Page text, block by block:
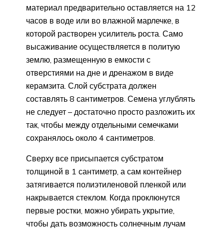
материал предварительно оставляется на 12
часов в воде или во влажной марлечке, в
которой растворен усилитель роста. Само
высаживание осуществляется в политую
землю, размещенную в емкости с
отверстиями на дне и дренажом в виде
керамзита. Слой субстрата должен
составлять 8 сантиметров. Семена углублять
не следует – достаточно просто разложить их
так, чтобы между отдельными семечками
сохранялось около 4 сантиметров.
Сверху все присыпается субстратом
толщиной в 1 сантиметр, а сам контейнер
затягивается полиэтиленовой пленкой или
накрывается стеклом. Когда проклюнутся
первые ростки, можно убирать укрытие,
чтобы дать возможность солнечным лучам